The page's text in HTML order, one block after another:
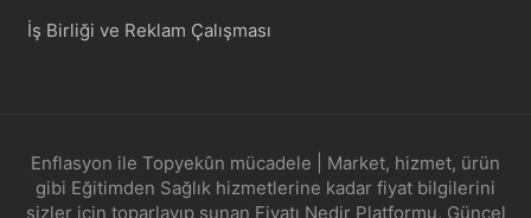
İş Birliği ve Reklam Çalışması
Enflasyon ile Topyekûn mücadele | Market, hizmet, ürün
gibi Eğitimden Sağlık hizmetlerine kadar fiyat bilgilerini
sizler için toparlayıp sunan Fiyatı Nedir Platformu, Güncel